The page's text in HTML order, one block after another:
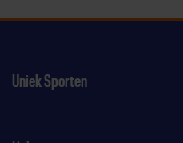
Uniek Sporten